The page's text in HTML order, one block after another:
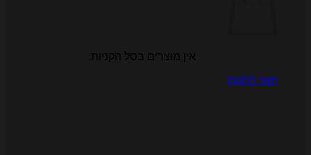
אין מוצרים בסל הקניות.
לחנות